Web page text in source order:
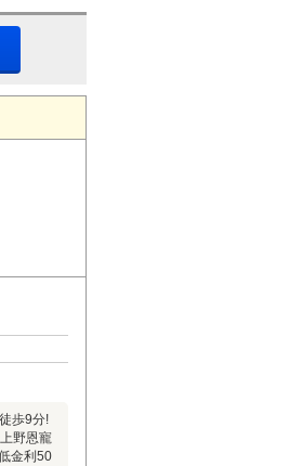
歩9分!
野恩寵
金利50